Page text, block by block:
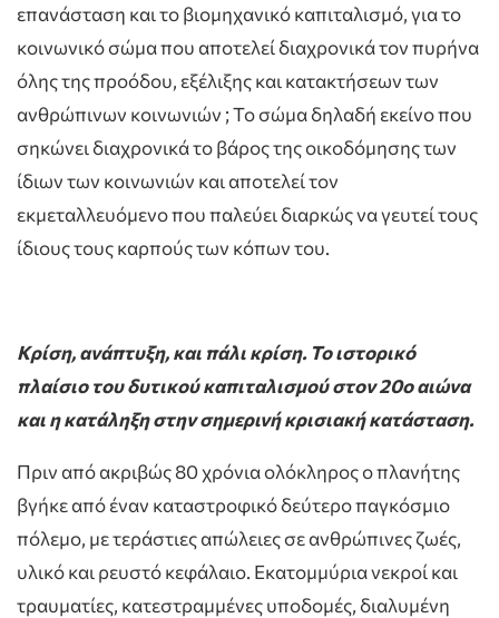
επανάσταση και το βιομηχανικό καπιταλισμό, για το
κοινωνικό σώμα που αποτελεί διαχρονικά τον πυρήνα
όλης της προόδου, εξέλιξης και κατακτήσεων των
ανθρώπινων κοινωνιών ; Το σώμα δηλαδή εκείνο που
σηκώνει διαχρονικά το βάρος της οικοδόμησης των
ίδιων των κοινωνιών και αποτελεί τον
εκμεταλλευόμενο που παλεύει διαρκώς να γευτεί τους
ίδιους τους καρπούς των κόπων του.
Κρίση, ανάπτυξη, και πάλι κρίση. Το ιστορικό
πλαίσιο του δυτικού καπιταλισμού στον 20ο αιώνα
και η κατάληξη στην σημερινή κρισιακή κατάσταση.
Πριν από ακριβώς 80 χρόνια ολόκληρος ο πλανήτης
βγήκε από έναν καταστροφικό δεύτερο παγκόσμιο
πόλεμο, με τεράστιες απώλειες σε ανθρώπινες ζωές,
υλικό και ρευστό κεφάλαιο. Εκατομμύρια νεκροί και
τραυματίες, κατεστραμμένες υποδομές, διαλυμένη